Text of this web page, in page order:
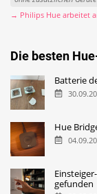
→ Philips Hue arbeitet
Die besten
Batterie
Hue
gefunden